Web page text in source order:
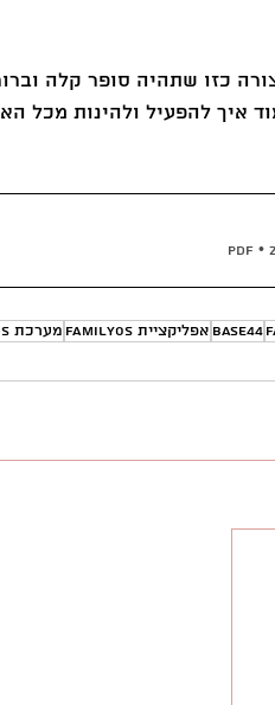
כזו שתהיה סופר קלה
איך להפעיל ולהינות
Base44 אפליקציית FamilyOS מערכת FamilyOS